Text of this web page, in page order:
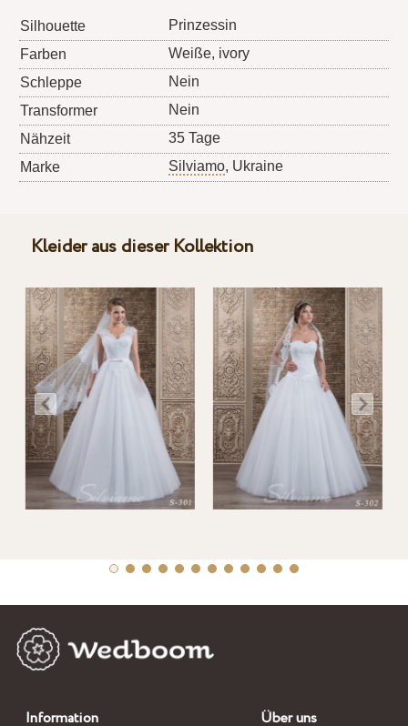
Silhouette
Prinzessin
Farben
Weiße, ivory
Schleppe
Nein
Transformer
Nein
Nähzeit
35 Tage
Marke
Silviamo, Ukraine
Kleider aus dieser Kollektion
Information Über uns